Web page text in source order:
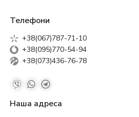
Телефони
+38(067)787-71-10
+38(095)770-54-94
+38(073)436-76-78
Наша адреса